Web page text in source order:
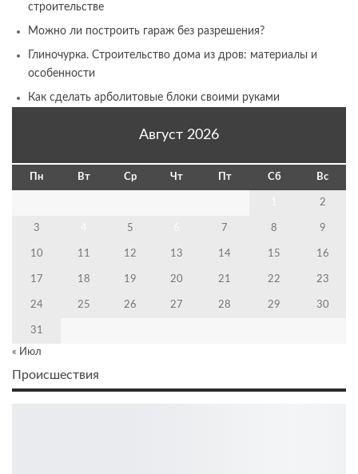
строительстве
Можно ли построить гараж без разрешения?
Глиночурка. Строительство дома из дров: материалы и
особенности
Как сделать арболитовые блоки своими руками
Август 2026
Пн Вт Ср Чт Пт Сб Вс
2
3 5 7 8 9
10 11 12 13 14 15 16
17 18 19 20 21 22 23
24 25 26 27 28 29 30
31
« Июл
Происшествия